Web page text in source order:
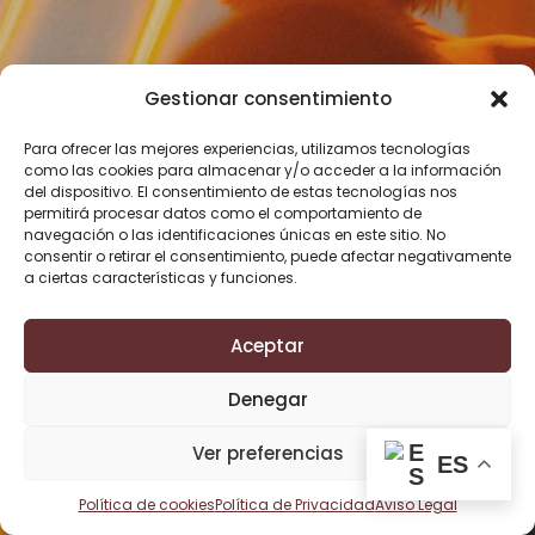
Gestionar consentimiento
Para ofrecer las mejores experiencias, utilizamos tecnologías
como las cookies para almacenar y/o acceder a la información
del dispositivo. El consentimiento de estas tecnologías nos
permitirá procesar datos como el comportamiento de
navegación o las identificaciones únicas en este sitio. No
consentir o retirar el consentimiento, puede afectar negativamente
a ciertas características y funciones.
Aceptar
Denegar
Ver preferencias
Política de cookiesPolítica de PrivacidadAviso Legal
WE’RE LAUCHING SOON
We’re creating something exciting in the house and
about to launch soon. Thank you so much for your
interest
Get Notifi
© 2020 LAURIEL. All Rights Reserved. Designed by LA-STUDIO
ES